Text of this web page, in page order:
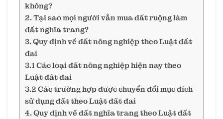
không?
2. Tại sao mọi người vẫn mua đất ruộng làm
đất nghĩa trang?
3. Quy định về đất nông nghiệp theo Luật đất
đai
3.1 Các loại đất nông nghiệp hiện nay theo
Luật đất đai
3.2 Các trường hợp được chuyển đổi mục đích
sử dụng đất theo Luật đất đai
4. Quy định về đất nghĩa trang theo Luật đất